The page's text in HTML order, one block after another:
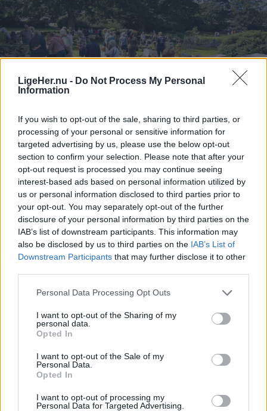
LigeHer.nu - Do Not Process My Personal
Information
If you wish to opt-out of the sale, sharing to third parties, or
processing of your personal or sensitive information for
targeted advertising by us, please use the below opt-out
section to confirm your selection. Please note that after your
opt-out request is processed you may continue seeing
interest-based ads based on personal information utilized by
us or personal information disclosed to third parties prior to
your opt-out. You may separately opt-out of the further
disclosure of your personal information by third parties on the
IAB’s list of downstream participants. This information may
also be disclosed by us to third parties on the IAB’s List of
Downstream Participants that may further disclose it to other
Personal Data Processing Opt Outs
I want to opt-out of the Sharing of my
personal data.
Opted In
I want to opt-out of the Sale of my
Personal Data.
Opted In
I want to opt-out of processing my
Personal Data for Targeted Advertising.
Alle borgere i området bedes søge væk fra røgen,
samt lukke for døre, vinduer og ventilation.
20 stadeholdere fylder byparken med
blomster og haveliv
Emilie Nesheim Shaw
Følg os på Discover
07. august 2026 kl. 14.00
Opdateret kl. 14.17
timer i grønne omgivelser?
Søndag 16. august inviterer Haveselskabet
Borgerforening til havemarked i byparken i Vester
Hassing.